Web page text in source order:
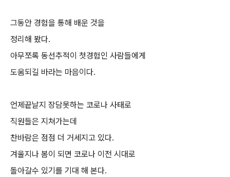
그동안 경험을 통해 배운 것을
정리해 봤다.
아무쪼록 동선추적이 첫경험인 사람들에게
도움되길 바라는 마음이다.
언제끝날지 장담못하는 코로나 사태로
직원들은 지쳐가는데
찬바람은 점점 더 거세지고 있다.
겨울지나 봄이 되면 코로나 이전 시대로
돌아갈수 있기를 기대 해 본다.